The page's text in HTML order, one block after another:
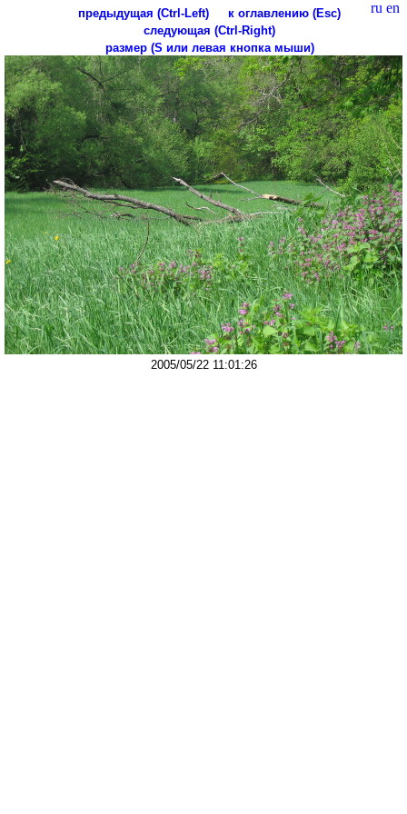
ru en
предыдущая (Ctrl-Left)
к оглавлению (Esc)
следующая (Ctrl-Right)
размер (S или левая кнопка мыши)
2005/05/22 11:01:26